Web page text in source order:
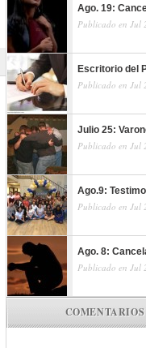
Ago. 19:
Publicado en Jul
Escritorio del
Publicado en Jul
Julio 25:
Publicado en Jul
Ago.9:
Publicado en Jul
Ago. 8:
Publicado en Jul